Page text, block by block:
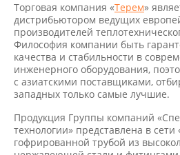
Торговая компания «Терем»
дистрибьютором ведущих
производителей
Философия компании быть
качества и стабильности в
инженерного оборудования,
с азиатскими поставщиками,
западных только самые лучшие.
Продукция Группы компаний
технологии» представлена в сети
гофрированной трубой из